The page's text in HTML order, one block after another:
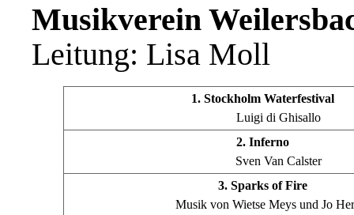
Musikverein
Leitung: Lisa Moll
1. Stockholm Waterfestival
Luigi di Ghisallo
2. Inferno
Sven Van Calster
3. Sparks of Fire
Musik von Wietse Meys und Jo